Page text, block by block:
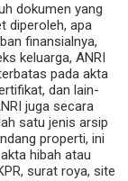
dokumen yang
diperoleh, apa
finansialnya,
keluarga, ANRI
pada akta
dan lain-
juga secara
satu jenis arsip
properti, ini
hibah atau
surat roya, site